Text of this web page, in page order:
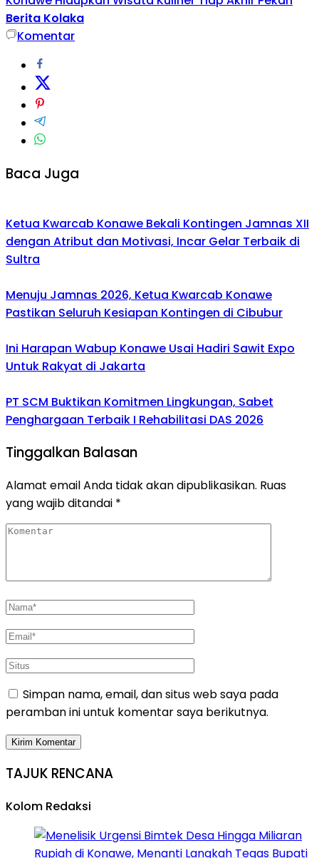
Berita Kolaka
Komentar
Baca Juga
Ketua Kwarcab Konawe Bekali Kontingen Jamnas XII
dengan Atribut dan Motivasi, Incar Gelar Terbaik di
Sultra
Menuju Jamnas 2026, Ketua Kwarcab Konawe
Pastikan Seluruh Kesiapan Kontingen di Cibubur
Ini Harapan Wabup Konawe Usai Hadiri Sawit Expo
Untuk Rakyat di Jakarta
PT SCM Buktikan Komitmen Lingkungan, Sabet
Penghargaan Terbaik I Rehabilitasi DAS 2026
Tinggalkan Balasan
Alamat email Anda tidak akan dipublikasikan. Ruas
yang wajib ditandai *
Simpan nama, email, dan situs web saya pada
peramban ini untuk komentar saya berikutnya.
TAJUK RENCANA
Kolom Redaksi